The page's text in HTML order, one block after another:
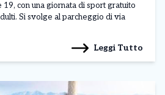
19, con una giornata di sport gratuito
Si svolge al parcheggio di via
Leggi Tutto